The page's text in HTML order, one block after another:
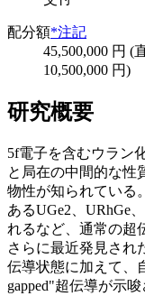
配分額*注記
45,500,000 円 (
10,500,000 円)
研究概要
5f電子を含むウラン
と局在の中間的な性
物性が知られている
あるUGe2、URhGe
れるなど、通常の超
さらに最近発見され
伝導状態に加えて、
gapped"超伝導が示